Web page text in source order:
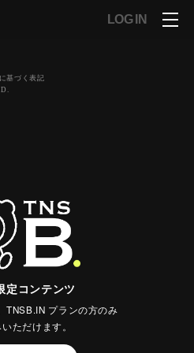
LOG IN
定コンテンツ
TNSB.IN プランの方のみ
ただけます。
基づく表記